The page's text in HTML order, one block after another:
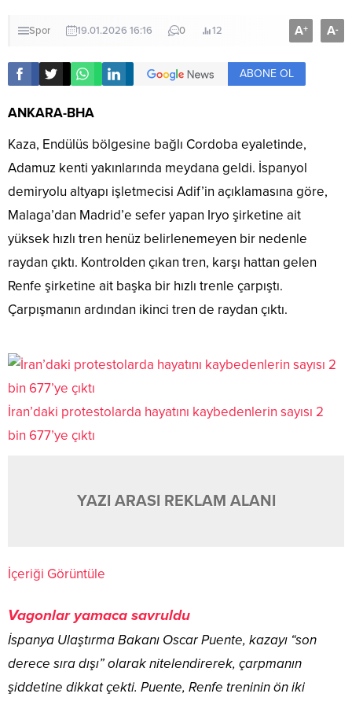
Spor 19.01.2026 16:16 0 12 A+ A-
ABONE OL
ANKARA-BHA
Kaza, Endülüs bölgesine bağlı Cordoba eyaletinde,
Adamuz kenti yakınlarında meydana geldi. İspanyol
demiryolu altyapı işletmecisi Adif’in açıklamasına göre,
Malaga’dan Madrid’e sefer yapan Iryo şirketine ait
yüksek hızlı tren henüz belirlenemeyen bir nedenle
raydan çıktı. Kontrolden çıkan tren, karşı hattan gelen
Renfe şirketine ait başka bir hızlı trenle çarpıştı.
Çarpışmanın ardından ikinci tren de raydan çıktı.
İran’daki protestolarda hayatını kaybedenlerin sayısı 2
bin 677’ye çıktı
YAZI ARASI REKLAM ALANI
İçeriği Görüntüle
Vagonlar yamaca savruldu
İspanya Ulaştırma Bakanı Oscar Puente, kazayı “son
derece sıra dışı” olarak nitelendirerek, çarpmanın
şiddetine dikkat çekti. Puente, Renfe treninin ön iki